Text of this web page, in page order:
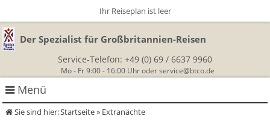
Der Spezialist für Großbritannien-Reisen
Service-Telefon: +49 (0) 69 / 6637 9960
Mo - Fr 9:00 - 16:00 Uhr oder service@btco.de
Menü
Rundreisen Großbritannien
Sie sind hier:Startseite» Extranächte
Ihr Reiseplan ist leer